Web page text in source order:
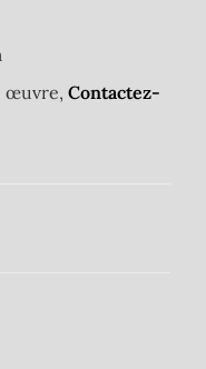
œuvre, Contactez-